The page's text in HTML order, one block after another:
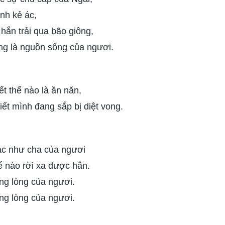
kẻ ác,
trải qua bão giông,
là nguồn sống của ngươi.
thế nào là ăn năn,
mình đang sắp bị diệt vong.
như cha của ngươi
nào rời xa được hắn.
lòng của ngươi.
lòng của ngươi.